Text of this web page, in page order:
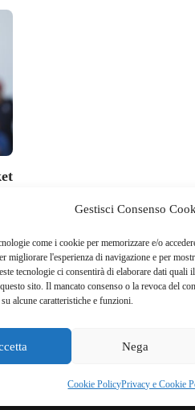
Gestisci Consenso
come i cookie per memorizzare e/o
migliorare l'esperienza di navigazione e per
tecnologie ci consentirà di elaborare dati
sito. Il mancato consenso o la revoca del
alcune caratteristiche e funzioni.
Nega
Cookie PolicyPrivacy e Cookie